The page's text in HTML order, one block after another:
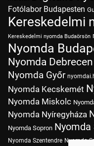
Fotólabor Budapesten
Kereskedelmi
Kereskedelmi nyomda Budaörsön
Nyomda
Nyomda Debrecen
Nyomda Győr
Nyomda Kecskemét
Nyomda Miskolc
Nyomda Nyíregyháza
Nyomda Sopron Nyomda
Nyomda Szentendre Nyomda